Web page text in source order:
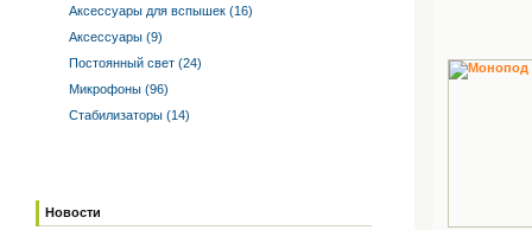
Аксессуары для вспышек (16)
Аксессуары (9)
Постоянный свет (24)
Микрофоны (96)
Стабилизаторы (14)
Новости